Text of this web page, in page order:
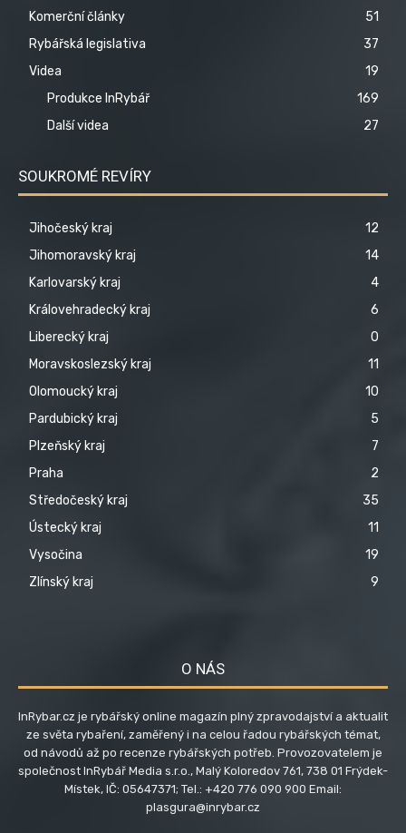
Komerční články
51
Rybářská legislativa
37
Videa
19
Produkce InRybář
169
Další videa
27
SOUKROMÉ REVÍRY
Jihočeský kraj
12
Jihomoravský kraj
14
Karlovarský kraj
4
Královehradecký kraj
6
Liberecký kraj
0
Moravskoslezský kraj
11
Olomoucký kraj
10
Pardubický kraj
5
Plzeňský kraj
7
Praha
2
Středočeský kraj
35
Ústecký kraj
11
Vysočina
19
Zlínský kraj
9
O NÁS
InRybar.cz je rybářský online magazín plný zpravodajství a aktualit
ze světa rybaření, zaměřený i na celou řadou rybářských témat,
od návodů až po recenze rybářských potřeb. Provozovatelem je
společnost InRybář Media s.r.o., Malý Koloredov 761, 738 01 Frýdek-
Místek, IČ: 05647371; Tel.: +420 776 090 900 Email:
plasgura@inrybar.cz